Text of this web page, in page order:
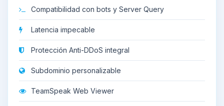
Compatibilidad con bots y Server Query
Latencia impecable
Protección Anti-DDoS integral
Subdominio personalizable
TeamSpeak Web Viewer